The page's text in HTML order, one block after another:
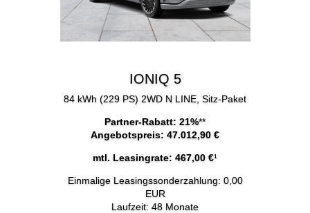
IONIQ 5
84 kWh (229 PS) 2WD N LINE, Sitz-Paket
Partner-Rabatt: 21%**
Angebotspreis: 47.012,90 €
mtl. Leasingrate: 467,00 €¹
Einmalige Leasingssonderzahlung: 0,00
EUR
Laufzeit: 48 Monate